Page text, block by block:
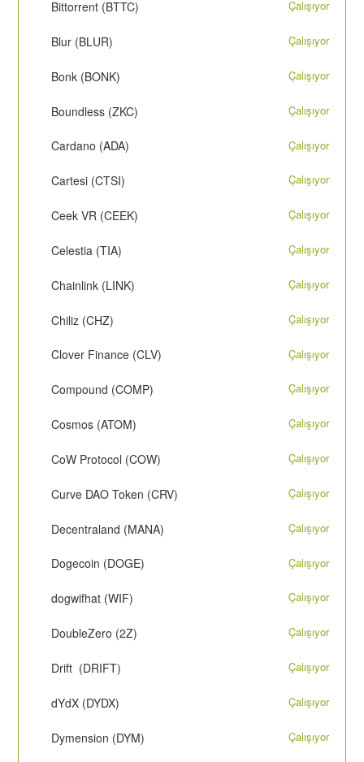
Bittorrent (BTTC) Çalışıyor
Blur (BLUR) Çalışıyor
Bonk (BONK) Çalışıyor
Boundless (ZKC) Çalışıyor
Cardano (ADA) Çalışıyor
Cartesi (CTSI) Çalışıyor
Ceek VR (CEEK) Çalışıyor
Celestia (TIA) Çalışıyor
Chainlink (LINK) Çalışıyor
Chiliz (CHZ) Çalışıyor
Clover Finance (CLV) Çalışıyor
Compound (COMP) Çalışıyor
Cosmos (ATOM) Çalışıyor
CoW Protocol (COW) Çalışıyor
Curve DAO Token (CRV) Çalışıyor
Decentraland (MANA) Çalışıyor
Dogecoin (DOGE) Çalışıyor
dogwifhat (WIF) Çalışıyor
DoubleZero (2Z) Çalışıyor
Drift (DRIFT) Çalışıyor
dYdX (DYDX) Çalışıyor
Dymension (DYM) Çalışıyor